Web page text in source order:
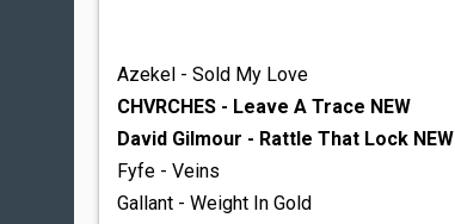
Azekel - Sold My Love
CHVRCHES - Leave A Trace NEW
David Gilmour - Rattle That Lock NEW
Fyfe - Veins
Gallant - Weight In Gold